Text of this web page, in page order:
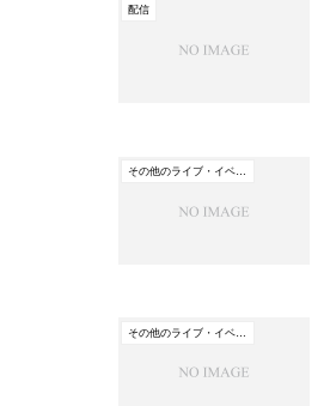
配信
その他のライブ・イベント
その他のライブ・イベント